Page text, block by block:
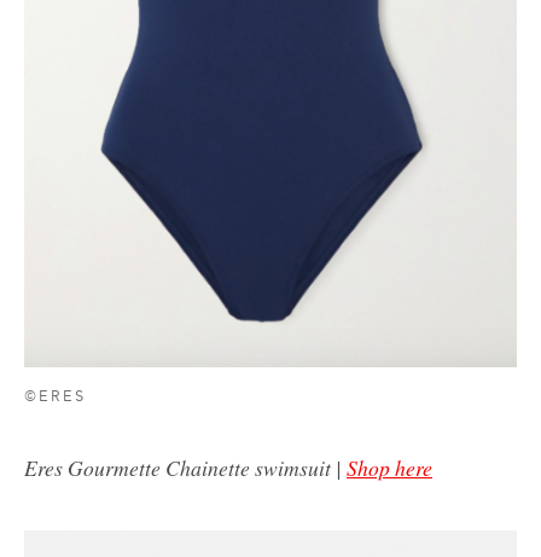
©ERES
Eres Gourmette Chainette swimsuit | Shop here